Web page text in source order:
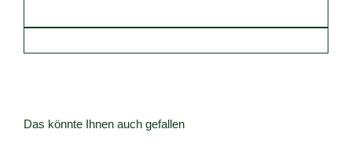
Das könnte Ihnen auch gefallen